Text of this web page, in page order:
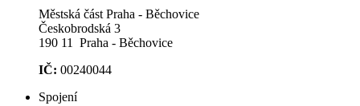
Městská část Praha - Běchovice
Českobrodská 3
190 11 Praha - Běchovice
IČ: 00240044
Spojení